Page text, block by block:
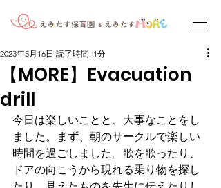
【MORE】Evacuation
drill
2023年5月16日 読了時間: 1分
今日は楽しいことと、大事なことをし
ました。まず、朝のサークルで楽しい
時間を過ごしました。歌を歌ったり、
ドアの向こうから現れる乗り物を探し